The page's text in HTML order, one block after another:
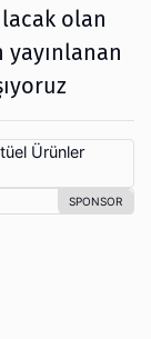
olan
yayınlanan